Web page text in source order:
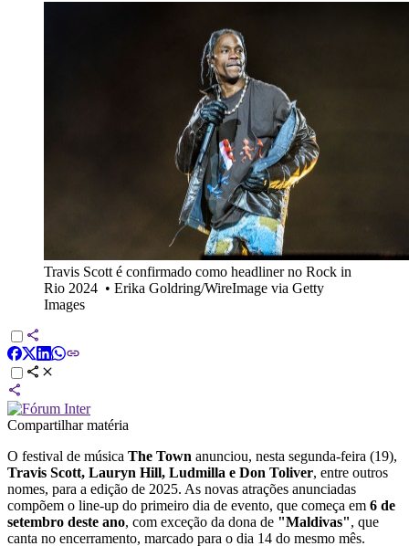
Travis Scott é confirmado como headliner no Rock in
Rio 2024 • Erika Goldring/WireImage via Getty
Images
Compartilhar matéria
O festival de música The Town anunciou, nesta segunda-feira (19),
Travis Scott, Lauryn Hill, Ludmilla e Don Toliver, entre outros
nomes, para a edição de 2025. As novas atrações anunciadas
compõem o line-up do primeiro dia de evento, que começa em 6 de
setembro deste ano, com exceção da dona de "Maldivas", que
canta no encerramento, marcado para o dia 14 do mesmo mês.